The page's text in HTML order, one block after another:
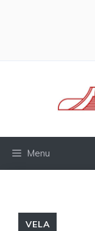
Menu
VELA